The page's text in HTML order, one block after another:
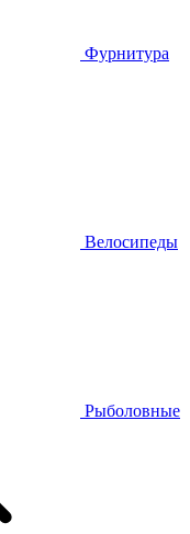
Фурнитура
Велосипеды
Рыболовные